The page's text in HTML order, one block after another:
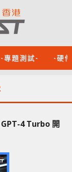
-專題測試- -硬
4 Turbo 開